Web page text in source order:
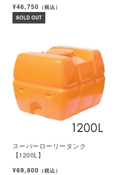
¥46,750 （税込）
SOLD OUT
スーパーローリータンク
【1200L】
¥69,800 （税込）